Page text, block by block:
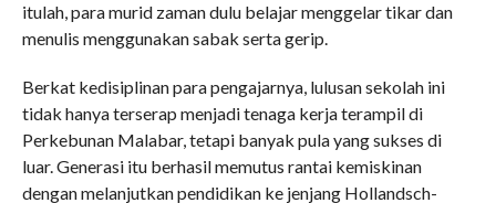
itulah, para murid zaman dulu belajar menggelar tikar dan
menulis menggunakan sabak serta gerip.
Berkat kedisiplinan para pengajarnya, lulusan sekolah ini
tidak hanya terserap menjadi tenaga kerja terampil di
Perkebunan Malabar, tetapi banyak pula yang sukses di
luar. Generasi itu berhasil memutus rantai kemiskinan
dengan melanjutkan pendidikan ke jenjang Hollandsch-